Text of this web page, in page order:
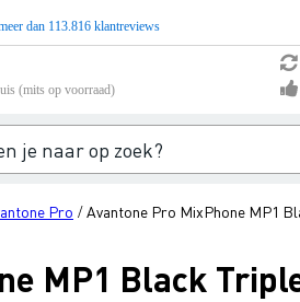
dan 113.816 klantreviews
(mits op voorraad)
Pro /Avantone Pro MixPhone MP1
MP1 Black